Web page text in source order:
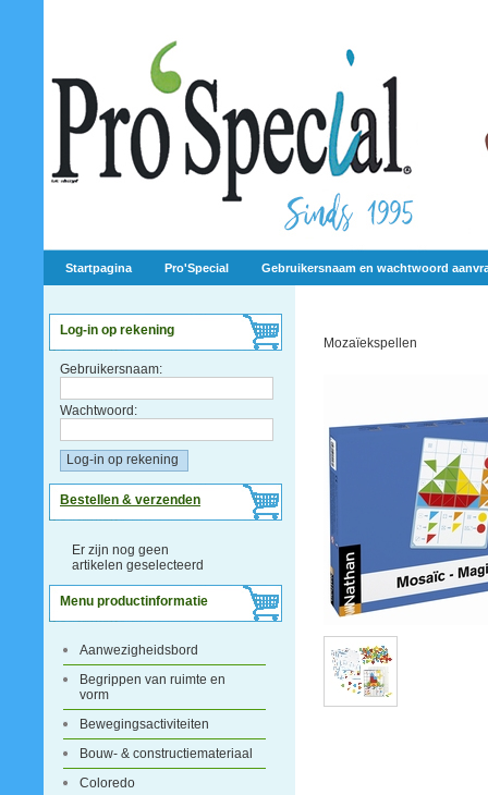
Startpagina Pro'Special Gebruikersnaam en wachtwoord
Log-in op rekening
Gebruikersnaam:
Wachtwoord:
Bestellen & verzenden
Er zijn nog geen
artikelen geselecteerd
Menu productinformatie
Aanwezigheidsbord
Begrippen van ruimte en
vorm
Bewegingsactiviteiten
Bouw- & constructiemateriaal
Coloredo
Mozaïekspellen